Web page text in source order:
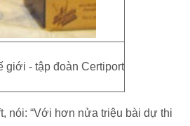
giới - tập đoàn Certiport
nói: “Với hơn nửa triệu bài dự thi